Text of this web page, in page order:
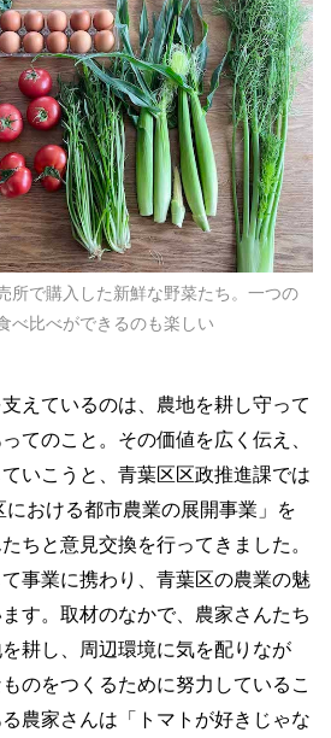
所で購入した新鮮な野菜たち。一つの
べ比べができるのも楽しい
えているのは、農地を耕し守って
てのこと。その価値を広く伝え、
いこうと、青葉区区政推進課では
おける都市農業の展開事業」を
ちと意見交換を行ってきました。
事業に携わり、青葉区の農業の魅
す。取材のなかで、農家さんたち
耕し、周辺環境に気を配りなが
のをつくるために努力しているこ
農家さんは「トマトが好きじゃな